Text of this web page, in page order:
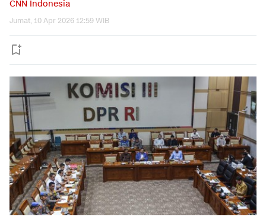
CNN Indonesia
Jumat, 10 Apr 2026 12:59 WIB